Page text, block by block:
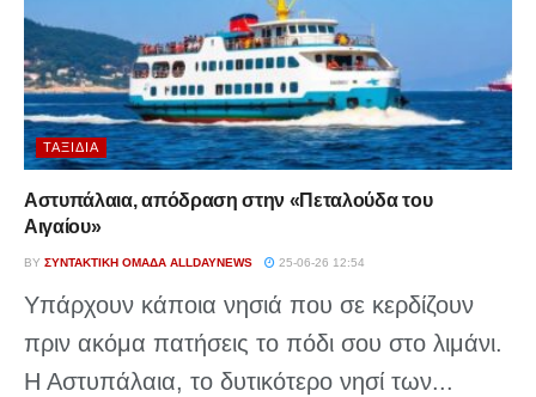
ΤΑΞΊΔΙΑ
Αστυπάλαια, απόδραση στην «Πεταλούδα του
Αιγαίου»
BY ΣΥΝΤΑΚΤΙΚΉ ΟΜΆΔΑ ALLDAYNEWS 25-06-26 12:54
Υπάρχουν κάποια νησιά που σε κερδίζουν
πριν ακόμα πατήσεις το πόδι σου στο λιμάνι.
Η Αστυπάλαια, το δυτικότερο νησί των...